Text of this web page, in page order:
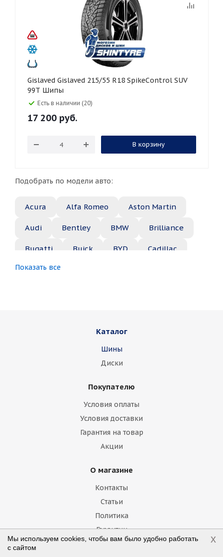
Gislaved Gislaved 215/55 R18 SpikeControl SUV
99T Шипы
Есть в наличии (20)
17 200 руб.
В корзину
Подобрать по модели авто:
Acura Alfa Romeo Aston Martin
Audi Bentley BMW Brilliance
Bugatti Buick BYD Cadillac
Changan
FAW Ferrari
Foton
Hyundai Infiniti
Jaguar Jeep
Maserati
McLaren Mercedes
Mercury MG Mini Mitsubishi
Показать все
Каталог
Шины
Диски
Покупателю
Условия оплаты
Условия доставки
Гарантия на товар
Акции
О магазине
Контакты
Статьи
Политика
Гарантии
Мы используем cookies, чтобы вам было удобно работать
с сайтом
x